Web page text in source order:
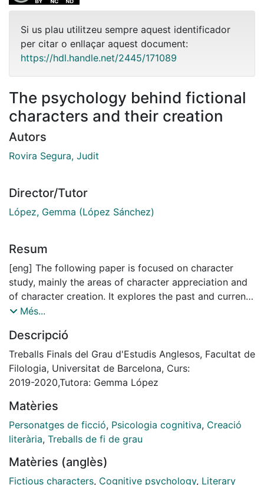
Si us plau utilitzeu sempre aquest identificador
per citar o enllaçar aquest document:
https://hdl.handle.net/2445/171089
The psychology behind fictional
characters and their creation
Autors
Rovira Segura, Judit
Director/Tutor
López, Gemma (López Sánchez)
Resum
[eng] The following paper is focused on character
study, mainly the areas of character appreciation and
of character creation. It explores the past and current
beliefs, knowledge and proposed theories and ideas
providing contextual information to better understand
the meaning and status of characters and of the
affective relationship that a reader might develop for a
character. On top of narrative and literary devices, it
concrete, cognition, play in the appreciation of
fictional characters. Overall, the aim of this paper is to
try to structure the known information, knowledge and
showcase the present status of the field and its main
ideas, along with the direction it is taking and going
Més...
Descripció
Treballs Finals del Grau d'Estudis Anglesos, Facultat de
Filologia, Universitat de Barcelona, Curs:
2019-2020,Tutora: Gemma López
Matèries
Personatges de ficció, Psicologia cognitiva, Creació
literària, Treballs de fi de grau
Matèries (anglès)
Fictious characters, Cognitive psychology, Literary